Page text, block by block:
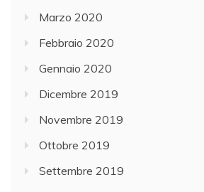
Marzo 2020
Febbraio 2020
Gennaio 2020
Dicembre 2019
Novembre 2019
Ottobre 2019
Settembre 2019